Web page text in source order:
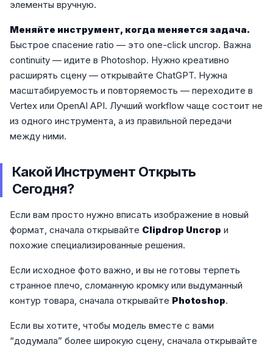
элементы вручную.
Меняйте инструмент, когда меняется задача.
Быстрое спасение ratio — это one-click uncrop. Важна
continuity — идите в Photoshop. Нужно креативно
расширять сцену — открывайте ChatGPT. Нужна
масштабируемость и повторяемость — переходите в
Vertex или OpenAI API. Лучший workflow чаще состоит не
из одного инструмента, а из правильной передачи
между ними.
Какой Инструмент Открыть
Сегодня?
Если вам просто нужно вписать изображение в новый
формат, сначала открывайте Clipdrop Uncrop и
похожие специализированные решения.
Если исходное фото важно, и вы не готовы терпеть
странное плечо, сломанную кромку или выдуманный
контур товара, сначала открывайте Photoshop.
Если вы хотите, чтобы модель вместе с вами
“додумала” более широкую сцену, сначала открывайте